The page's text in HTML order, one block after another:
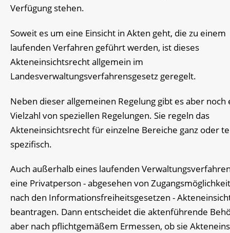
Verfügung stehen.
Soweit es um eine Einsicht in Akten geht, die zu einem
laufenden Verfahren geführt werden, ist dieses
Akteneinsichtsrecht allgemein im
Landesverwaltungsverfahrensgesetz geregelt.
Neben dieser allgemeinen Regelung gibt es aber noch
Vielzahl von speziellen Regelungen. Sie regeln das
Akteneinsichtsrecht für einzelne Bereiche ganz oder
spezifisch.
Auch außerhalb eines laufenden
eine Privatperson - abgesehen von
nach den Informationsfreiheitsgesetzen -
beantragen. Dann entscheidet die aktenführende
aber nach pflichtgemäßem Ermessen, ob sie